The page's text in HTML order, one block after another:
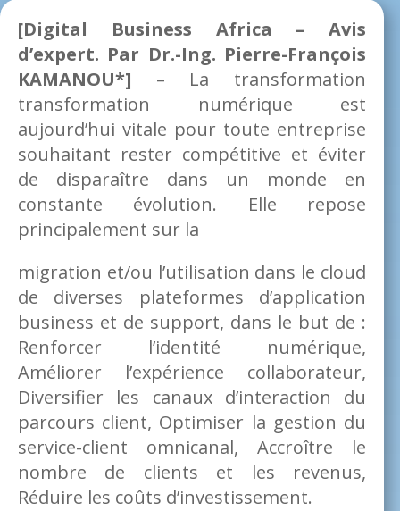
[Digital Business Africa – Avis
d’expert. Par Dr.-Ing. Pierre-François
KAMANOU*] – La transformation
transformation numérique est
aujourd’hui vitale pour toute entreprise
souhaitant rester compétitive et éviter
de disparaître dans un monde en
constante évolution. Elle repose
principalement sur la
migration et/ou l’utilisation dans le cloud
de diverses plateformes d’application
business et de support, dans le but de :
Renforcer l’identité numérique,
Améliorer l’expérience collaborateur,
Diversifier les canaux d’interaction du
parcours client, Optimiser la gestion du
service-client omnicanal, Accroître le
nombre de clients et les revenus,
Réduire les coûts d’investissement.